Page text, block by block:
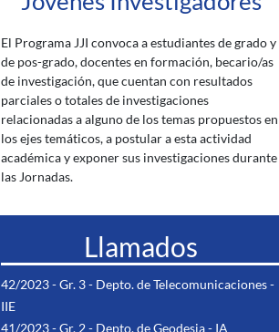
El Programa JJI convoca a estudiantes de grado y
de pos-grado, docentes en formación, becario/as
de investigación, que cuentan con resultados
parciales o totales de investigaciones
relacionadas a alguno de los temas propuestos en
los ejes temáticos, a postular a esta actividad
académica y exponer sus investigaciones durante
las Jornadas.
Llamados
42/2023 - Gr. 3 - Depto. de Telecomunicaciones -
IIE
41/2023 - Gr. 2 - Depto. de Geodesia - IA